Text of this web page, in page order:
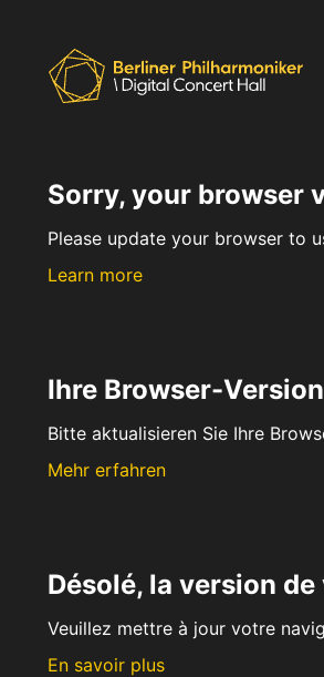
Sorry, your browser
Please update your browser to
Learn more
Ihre Browser-
Bitte aktualisieren Sie Ihre
Mehr erfahren
Désolé, la version
Veuillez mettre à jour votre
En savoir plus